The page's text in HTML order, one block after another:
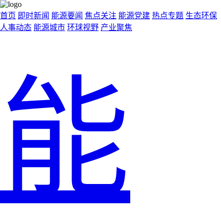
首页 即时新闻 能源要闻 焦点关注 能源党建 热点专题 生态环保
人事动态 能源城市 环球视野 产业聚焦
能